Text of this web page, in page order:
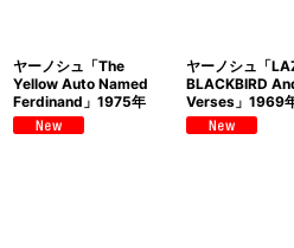
ヤーノシュ「The
Yellow Auto Named
Ferdinand」1975年
ヤーノシュ「
BLACKBIRD
Verses」1969